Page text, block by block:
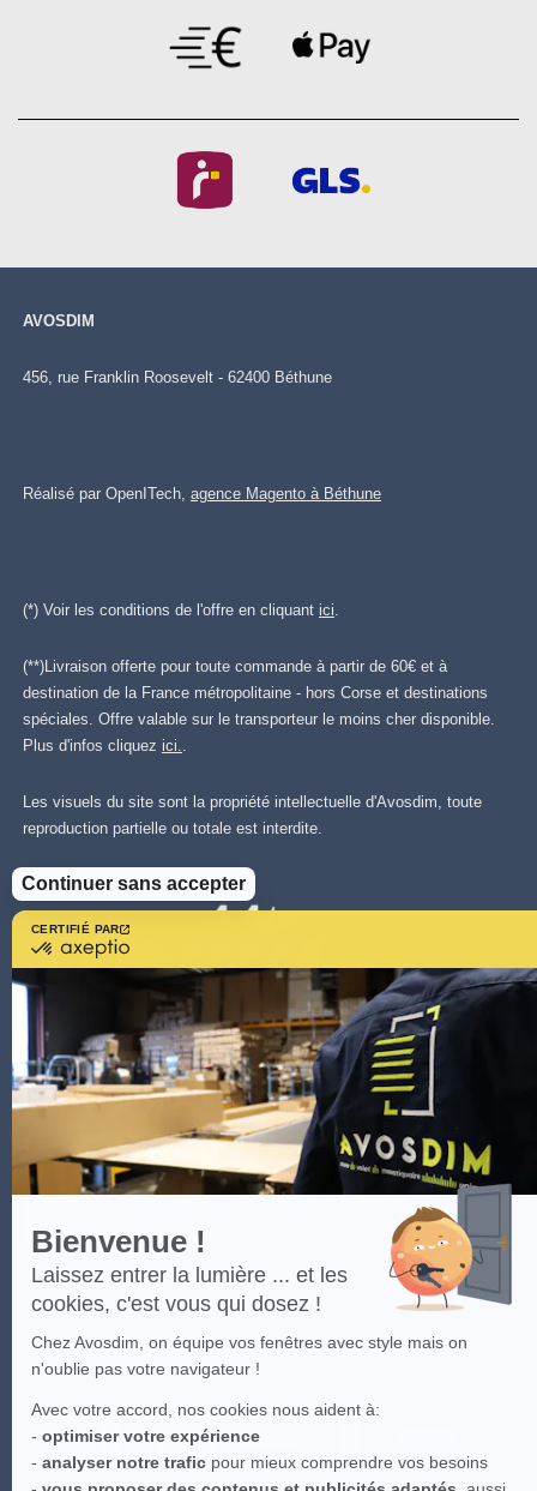
CERTIFIÉ PAR
savoir
plus
sur
Axeptio
Bienvenue !
Laissez entrer la lumière ... et les
cookies, c'est vous qui dosez !
Chez Avosdim, on équipe vos fenêtres avec style mais on
n'oublie pas votre navigateur !
Avec votre accord, nos cookies nous aident à:
- optimiser votre expérience
- analyser notre trafic pour mieux comprendre vos besoins
Continuer sans accepter
AVOSDIM
456, rue Franklin Roosevelt - 62400 Béthune
Réalisé par OpenITech, agence Magento à Béthune
(*) Voir les conditions de l'offre en cliquant ici
(**)Livraison offerte pour toute commande à partir de 60€ et à
destination de la France métropolitaine - hors Corse et destinations
spéciales. Offre valable sur le transporteur le moins cher disponible.
Plus d'infos cliquez ici.
Les visuels du site sont la propriété intellectuelle d'Avosdim, toute
reproduction partielle ou totale est interdite.